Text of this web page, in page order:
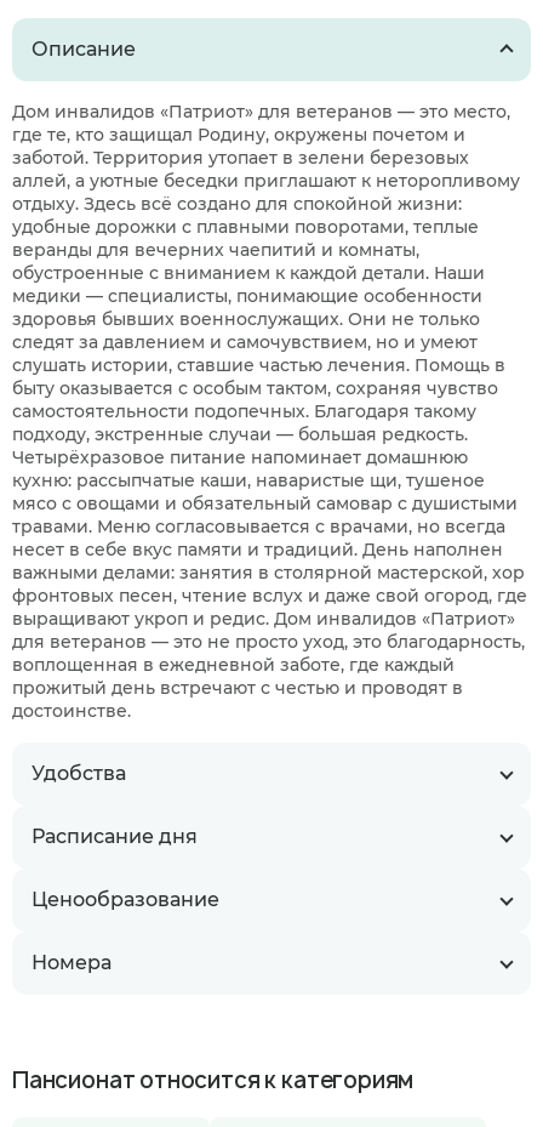
Описание
Удобства
Расписание дня
Ценообразование
Номера
Дом инвалидов «Патриот» для ветеранов — это место,
где те, кто защищал Родину, окружены почетом и
заботой. Территория утопает в зелени березовых
аллей, а уютные беседки приглашают к неторопливому
отдыху. Здесь всё создано для спокойной жизни:
удобные дорожки с плавными поворотами, теплые
веранды для вечерних чаепитий и комнаты,
обустроенные с вниманием к каждой детали. Наши
медики — специалисты, понимающие особенности
здоровья бывших военнослужащих. Они не только
следят за давлением и самочувствием, но и умеют
слушать истории, ставшие частью лечения. Помощь в
быту оказывается с особым тактом, сохраняя чувство
самостоятельности подопечных. Благодаря такому
подходу, экстренные случаи — большая редкость.
Четырёхразовое питание напоминает домашнюю
кухню: рассыпчатые каши, наваристые щи, тушеное
мясо с овощами и обязательный самовар с душистыми
травами. Меню согласовывается с врачами, но всегда
несет в себе вкус памяти и традиций. День наполнен
важными делами: занятия в столярной мастерской, хор
фронтовых песен, чтение вслух и даже свой огород, где
выращивают укроп и редис. Дом инвалидов «Патриот»
для ветеранов — это не просто уход, это благодарность,
воплощенная в ежедневной заботе, где каждый
прожитый день встречают с честью и проводят в
достоинстве.
Пансионат относится к категориям